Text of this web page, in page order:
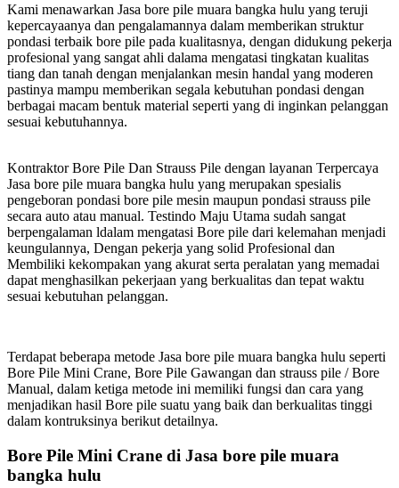
Kami menawarkan Jasa bore pile muara bangka hulu yang teruji
kepercayaanya dan pengalamannya dalam memberikan struktur
pondasi terbaik bore pile pada kualitasnya, dengan didukung pekerja
profesional yang sangat ahli dalama mengatasi tingkatan kualitas
tiang dan tanah dengan menjalankan mesin handal yang moderen
pastinya mampu memberikan segala kebutuhan pondasi dengan
berbagai macam bentuk material seperti yang di inginkan pelanggan
sesuai kebutuhannya.
Kontraktor Bore Pile Dan Strauss Pile dengan layanan Terpercaya
Jasa bore pile muara bangka hulu yang merupakan spesialis
pengeboran pondasi bore pile mesin maupun pondasi strauss pile
secara auto atau manual. Testindo Maju Utama sudah sangat
berpengalaman ldalam mengatasi Bore pile dari kelemahan menjadi
keungulannya, Dengan pekerja yang solid Profesional dan
Membiliki kekompakan yang akurat serta peralatan yang memadai
dapat menghasilkan pekerjaan yang berkualitas dan tepat waktu
sesuai kebutuhan pelanggan.
Terdapat beberapa metode Jasa bore pile muara bangka hulu seperti
Bore Pile Mini Crane, Bore Pile Gawangan dan strauss pile / Bore
Manual, dalam ketiga metode ini memiliki fungsi dan cara yang
menjadikan hasil Bore pile suatu yang baik dan berkualitas tinggi
dalam kontruksinya berikut detailnya.
Bore Pile Mini Crane di Jasa bore pile muara
bangka hulu